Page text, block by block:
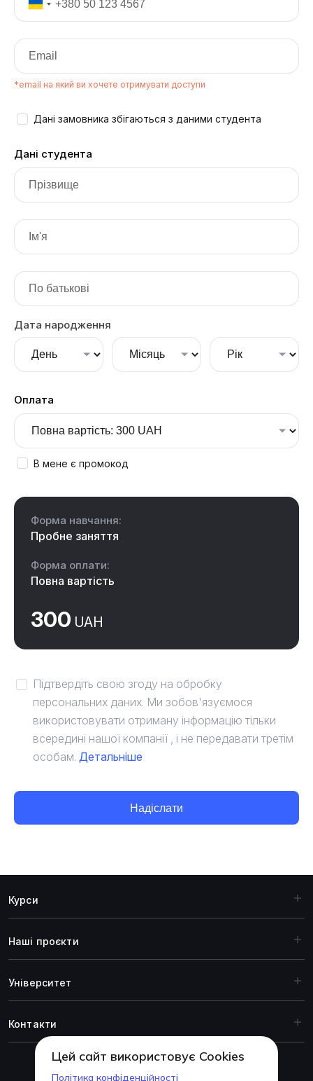
*email на який ви хочете отримувати доступи
Дані замовника збігаються з даними студента
Дані студента
Дата народження
Оплата
В мене є промокод
Форма навчання:
Пробне заняття
Форма оплати:
Повна вартість
300 UAH
Підтвердіть свою згоду на обробку
персональних даних. Ми зобов'язуємося
використовувати отриману інформацію тільки
всередині нашої компанії , і не передавати третім
особам. Детальніше
Надіслати
Курси
Наші проєкти
Університет
Контакти
Цей сайт використовує Cookies
Політика конфіденційності